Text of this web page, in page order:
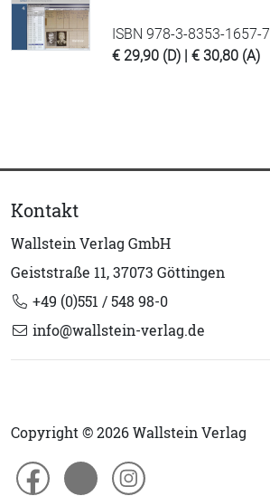
ISBN 978-3-8353-1657-7
€ 29,90 (D) | € 30,80 (A)
Kontakt
Wallstein Verlag GmbH
Geiststraße 11, 37073 Göttingen
+49 (0)551 / 548 98-0
info@wallstein-verlag.de
Copyright © 2026 Wallstein Verlag